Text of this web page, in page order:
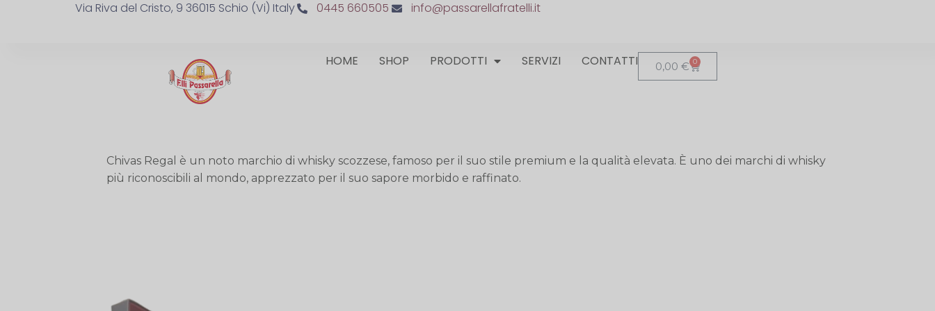
Via Riva del Cristo, 9 36015 Schio (Vi) Italy 0445 660505 info@passarellafratelli.it
HOME SHOP PRODOTTI SERVIZI CONTATTI 0,00 € 0
Chivas Regal è un noto marchio di whisky scozzese, famoso per il suo stile premium e la qualità elevata. È uno dei marchi di whisky
più riconoscibili al mondo, apprezzato per il suo sapore morbido e raffinato.